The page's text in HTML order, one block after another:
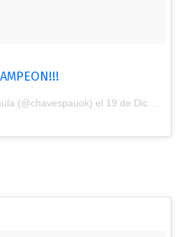
(@chavespauok) el 19 de Dic de 2016 a la(s) 11:10 PST